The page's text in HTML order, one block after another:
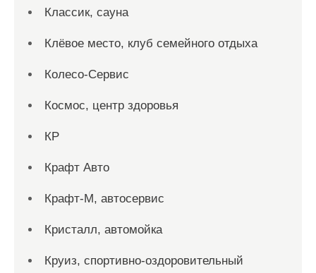
Классик, сауна
Клёвое место, клуб семейного отдыха
Колесо-Сервис
Космос, центр здоровья
КР
Крафт Авто
Крафт-М, автосервис
Кристалл, автомойка
Круиз, спортивно-оздоровительный